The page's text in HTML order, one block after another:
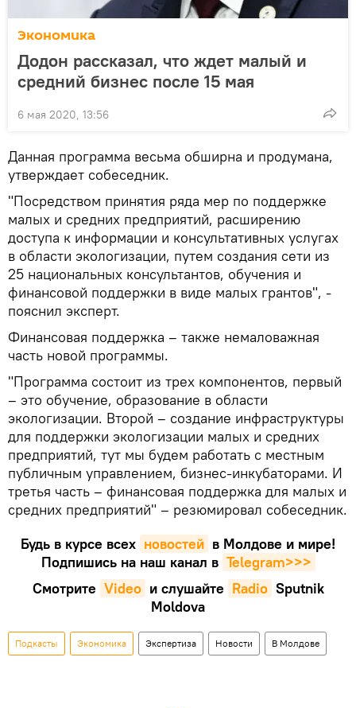
Экономика
Додон рассказал, что ждет малый и
средний бизнес после 15 мая
6 мая 2020, 13:56
Данная программа весьма обширна и продумана,
утверждает собеседник.
"Посредством принятия ряда мер по поддержке
малых и средних предприятий, расширению
доступа к информации и консультативных услугах
в области экологизации, путем создания сети из
25 национальных консультантов, обучения и
финансовой поддержки в виде малых грантов", -
пояснил эксперт.
Финансовая поддержка – также немаловажная
часть новой программы.
"Программа состоит из трех компонентов, первый
– это обучение, образование в области
экологизации. Второй – создание инфраструктуры
для поддержки экологизации малых и средних
предприятий, тут мы будем работать с местным
публичным управлением, бизнес-инкубаторами. И
третья часть – финансовая поддержка для малых и
средних предприятий" – резюмировал собеседник.
Будь в курсе всех новостей в Молдове и мире!
Подпишись на наш канал в Telegram>>>
Смотрите Video и слушайте Radio Sputnik
Moldova
Подкасты Экономика Экспертиза Новости В Молдове